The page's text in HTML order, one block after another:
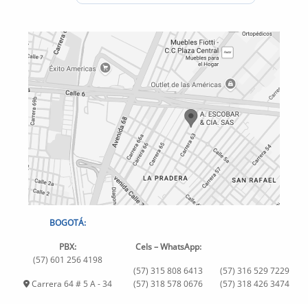
BOGOTÁ:
PBX:
(57) 601 256 4198
Carrera 64 # 5 A - 34
Cels – WhatsApp:
(57) 315 808 6413
(57) 318 578 0676
(57) 316 529 7229
(57) 318 426 3474